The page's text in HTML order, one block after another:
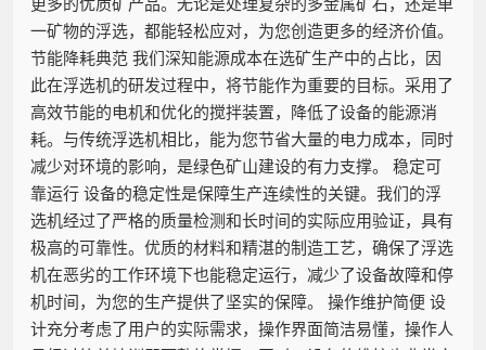
一矿物的浮选，都能轻松应对，为您创造更多的经济价值。
节能降耗典范 我们深知能源成本在选矿生产中的占比，因
此在浮选机的研发过程中，将节能作为重要的目标。采用了
高效节能的电机和优化的搅拌装置，降低了设备的能源消
耗。与传统浮选机相比，能为您节省大量的电力成本，同时
减少对环境的影响，是绿色矿山建设的有力支撑。 稳定可
靠运行 设备的稳定性是保障生产连续性的关键。我们的浮
选机经过了严格的质量检测和长时间的实际应用验证，具有
极高的可靠性。优质的材料和精湛的制造工艺，确保了浮选
机在恶劣的工作环境下也能稳定运行，减少了设备故障和停
机时间，为您的生产提供了坚实的保障。 操作维护简便 设
计充分考虑了用户的实际需求，操作界面简洁易懂，操作人